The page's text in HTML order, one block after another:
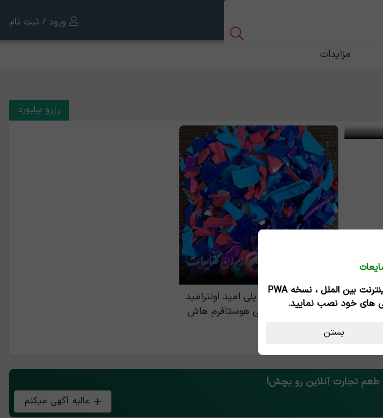
ورود / ثبت نام
مزایدات
رزرو بیلبورد
خرید ضايعات پليمر, پلی امید اولترامید
پ پ کریستال آسیابی هوستافرم هاش
عالیه آگهی میکنم
برای دسترسی همیشگی حتی در زمان قطعی اینترنت بین الملل ، نسخه PWA
های خود نصب نمایید.
بستن